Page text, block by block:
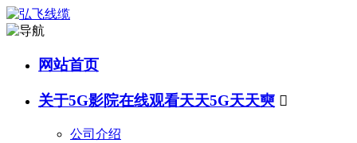
网站首页
关于5G影院在线观看天天5G天天奭 
公司介绍